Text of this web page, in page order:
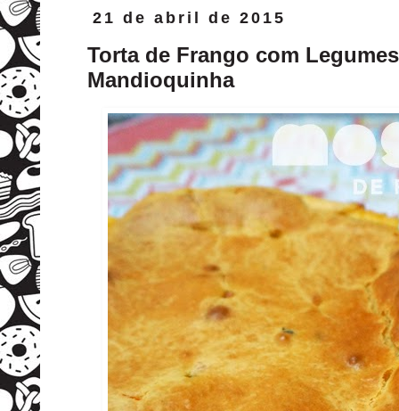
21 de abril de 2015
Torta de Frango com
Mandioquinha